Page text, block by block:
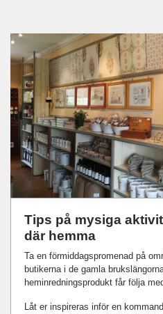
Tips på mysiga
där hemma
Ta en förmiddagspromenad på
butikerna i de gamla
heminredningsprodukt får följa
Låt er inspireras inför en